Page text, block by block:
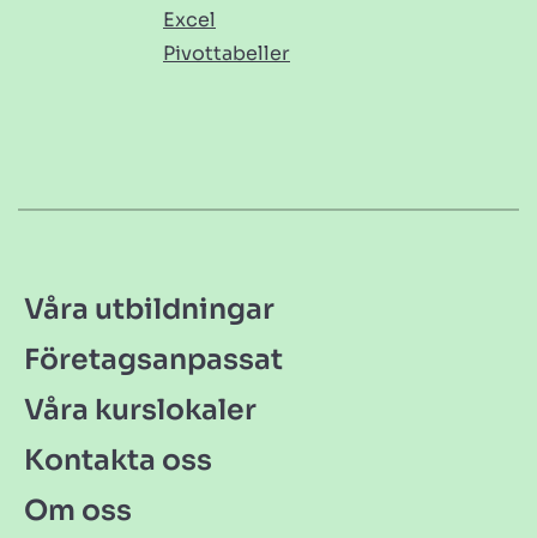
Excel
Pivottabeller
Våra utbildningar
Företagsanpassat
Våra kurslokaler
Kontakta oss
Om oss